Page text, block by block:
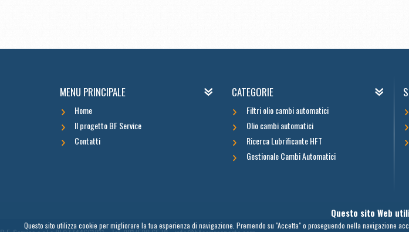
MENU PRINCIPALE
Home
Il progetto BF Service
Contatti
CATEGORIE
Filtri olio cambi automatici
Olio cambi automatici
Ricerca Lubrificante HFT
Gestionale Cambi Automatici
Questo sito Web
Questo sito utilizza cookie per migliorare la tua esperienza di navigazione. Premendo su "Accetta" o proseguendo nella navigazione